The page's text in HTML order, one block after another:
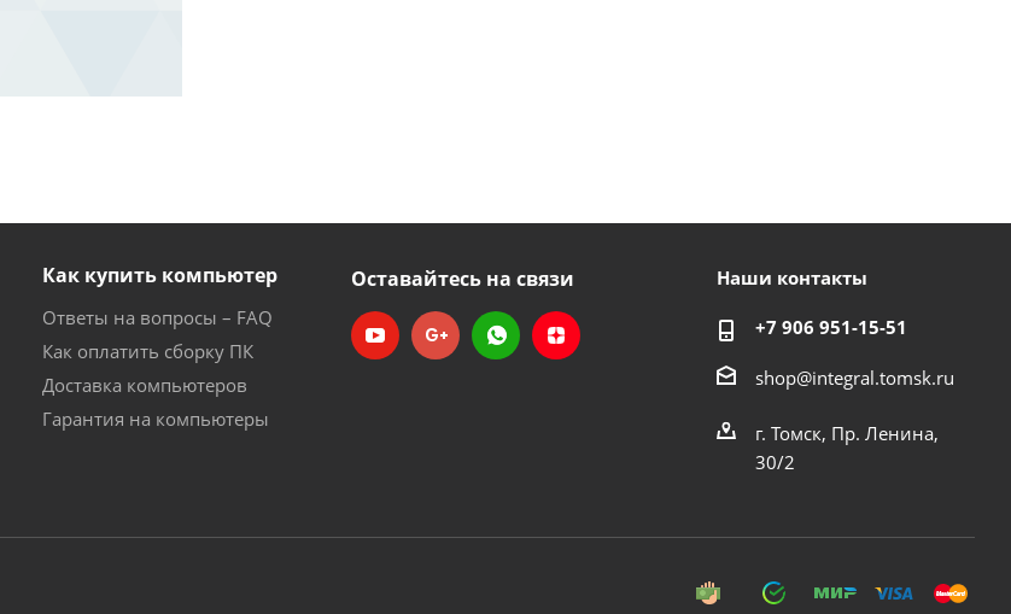
Как купить компьютер
Ответы на вопросы – FAQ
Как оплатить сборку ПК
Доставка компьютеров
Гарантия на компьютеры
Оставайтесь на связи Наши контакты
+7 906 951-15-51
shop@integral.tomsk.ru
г. Томск, Пр. Ленина,
30/2